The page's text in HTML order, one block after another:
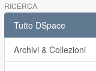
RICERCA
Tutto DSpace
Archivi & Collezioni